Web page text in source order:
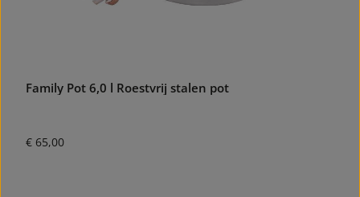
Family Pot 6,0 l Roestvrij stalen pot
Normale prijs:
€ 65,00